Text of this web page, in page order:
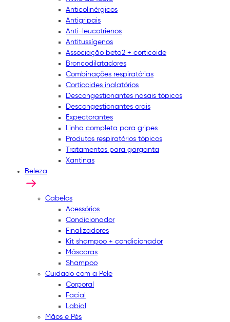
Anticolinérgicos
Antigripais
Anti-leucotrienos
Antitussígenos
Associação beta2 + corticoide
Broncodilatadores
Combinações respiratórias
Corticoides inalatórios
Descongestionantes nasais tópicos
Descongestionantes orais
Expectorantes
Linha completa para gripes
Produtos respiratórios tópicos
Tratamentos para garganta
Xantinas
Beleza
Cabelos
Acessórios
Condicionador
Finalizadores
Kit shampoo + condicionador
Máscaras
Shampoo
Cuidado com a Pele
Corporal
Facial
Labial
Mãos e Pés